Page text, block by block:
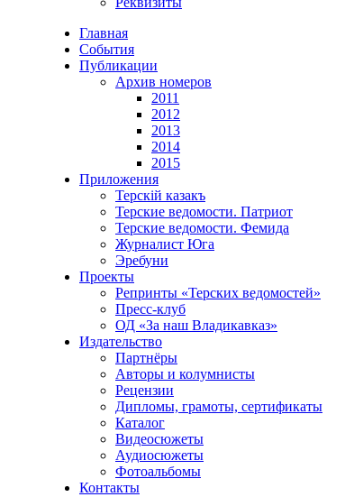
Главная
События
Публикации
Архив номеров
2011
2012
2013
2014
2015
Приложения
Терскiй казакъ
Терские ведомости. Патриот
Терские ведомости. Фемида
Журналист Юга
Эребуни
Проекты
Репринты «Терских ведомостей»
Пресс-клуб
ОД «За наш Владикавказ»
Издательство
Партнёры
Авторы и колумнисты
Рецензии
Дипломы, грамоты, сертификаты
Каталог
Видеосюжеты
Аудиосюжеты
Фотоальбомы
Контакты